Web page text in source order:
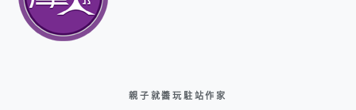
親子就醬玩駐站作家